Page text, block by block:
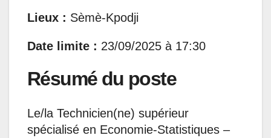
Lieux : Sèmè-Kpodji
Date limite : 23/09/2025 à 17:30
Résumé du poste
Le/la Technicien(ne) supérieur
spécialisé en Economie-Statistiques –